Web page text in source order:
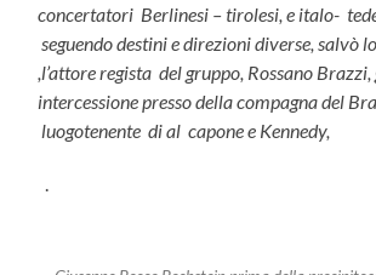
concertatori Berlinesi – tirolesi, e italo-
seguendo destini e direzioni diverse, salvò
,l’attore regista del gruppo, Rossano
intercessione presso della compagna del
luogotenente di al capone e Kennedy,
.